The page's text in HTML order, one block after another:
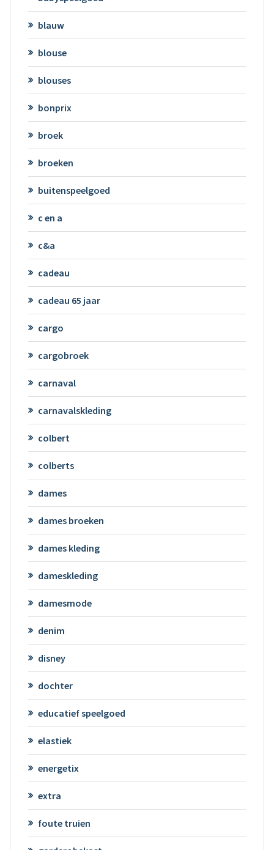
blauw
blouse
blouses
bonprix
broek
broeken
buitenspeelgoed
c en a
c&a
cadeau
cadeau 65 jaar
cargo
cargobroek
carnaval
carnavalskleding
colbert
colberts
dames
dames broeken
dames kleding
dameskleding
damesmode
denim
disney
dochter
educatief speelgoed
elastiek
energetix
extra
foute truien